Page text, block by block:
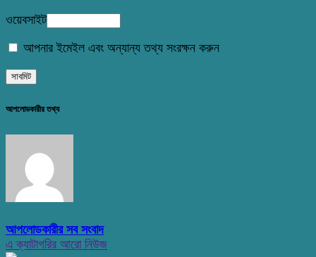
ওয়েবসাইট
আপনার ইমেইল এবং অন্যান্য তথ্য সংরক্ষন করুন
আপলোডকারীর তথ্য
আপলোডকারীর সব সংবাদ
এ ক্যাটাগরির আরো নিউজ